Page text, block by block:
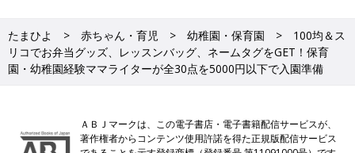
たまひよ 赤ちゃん・育児 幼稚園・保育園
100均＆ス
リコでお弁当グッズ、レッスンバッグ、ネームタグをGET！保育
園・幼稚園経験ママライターが全30点を5000円以下で入園準備
ＡＢＪマークは、この電子書店・電子書籍配信サービスが、
著作権者からコンテンツ使用許諾を得た正規版配信サービス